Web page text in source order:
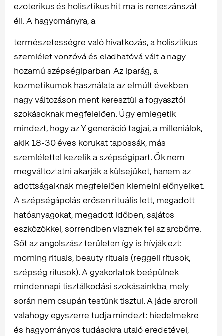
ezoterikus és holisztikus hit ma is reneszánszát
éli. A hagyományra, a
természetességre való hivatkozás, a holisztikus
szemlélet vonzóvá és eladhatóvá vált a nagy
hozamú szépségiparban. Az iparág, a
kozmetikumok használata az elmúlt években
nagy változáson ment keresztül a fogyasztói
szokásoknak megfelelően. Úgy emlegetik
mindezt, hogy az Y generáció tagjai, a milleniálok,
akik 18-30 éves korukat tapossák, más
szemlélettel kezelik a szépségipart. Ők nem
megváltoztatni akarják a külsejüket, hanem az
adottságaiknak megfelelően kiemelni előnyeiket.
A szépségápolás erősen rituális lett, megadott
hatóanyagokat, megadott időben, sajátos
eszközökkel, sorrendben visznek fel az arcbőrre.
Sőt az angolszász területen így is hívják ezt:
morning rituals, beauty rituals (reggeli rítusok,
szépség rítusok). A gyakorlatok beépülnek
mindennapi tisztálkodási szokásainkba, mely
során nem csupán testünk tisztul. A jáde arcroll
valahogy egyszerre tudja mindezt: hiedelmekre
és hagyományos tudásokra utaló eredetével,